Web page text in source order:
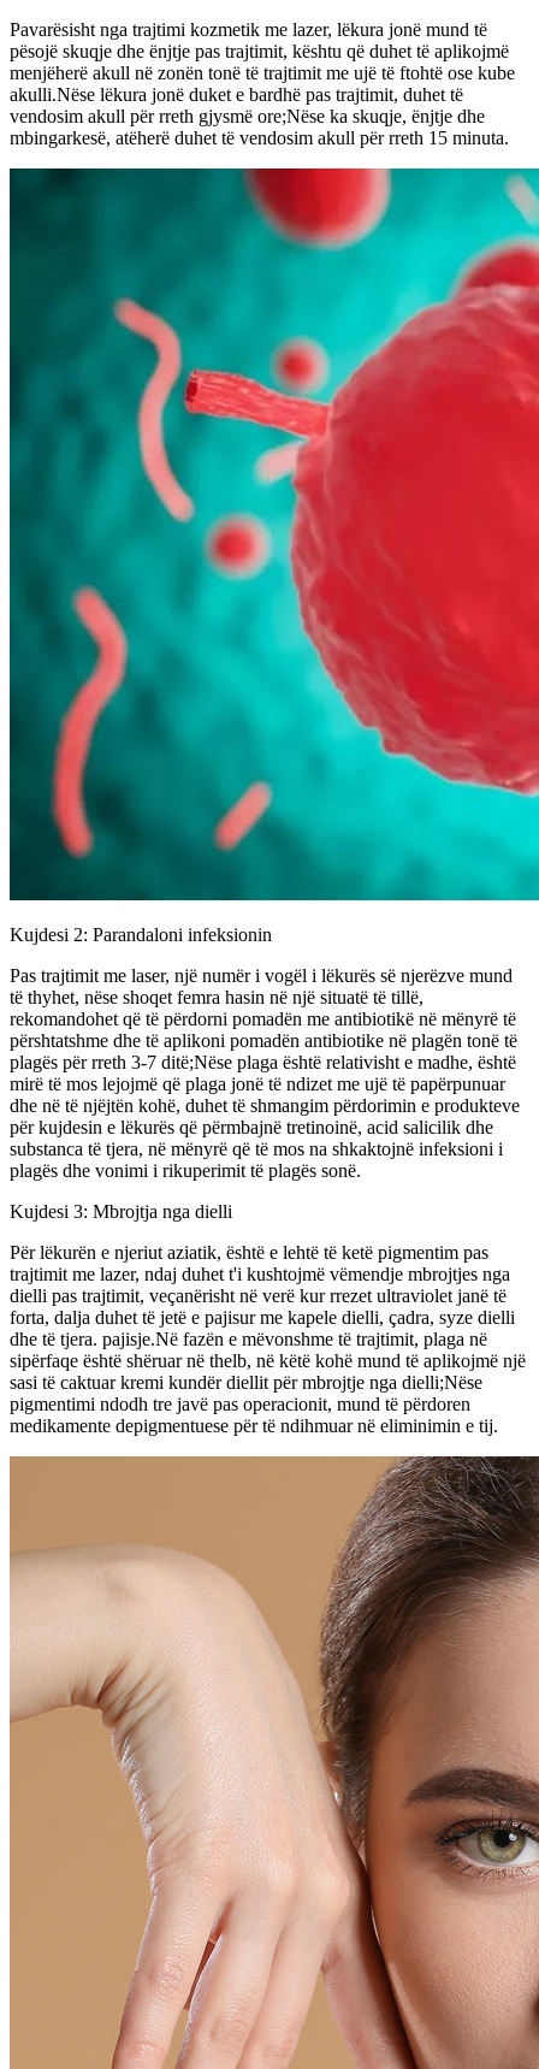
Pavarësisht nga trajtimi kozmetik me lazer, lëkura jonë mund të
pësojë skuqje dhe ënjtje pas trajtimit, kështu që duhet të aplikojmë
menjëherë akull në zonën tonë të trajtimit me ujë të ftohtë ose kube
akulli.Nëse lëkura jonë duket e bardhë pas trajtimit, duhet të
vendosim akull për rreth gjysmë ore;Nëse ka skuqje, ënjtje dhe
mbingarkesë, atëherë duhet të vendosim akull për rreth 15 minuta.
Kujdesi 2: Parandaloni infeksionin
Pas trajtimit me laser, një numër i vogël i lëkurës së njerëzve mund
të thyhet, nëse shoqet femra hasin në një situatë të tillë,
rekomandohet që të përdorni pomadën me antibiotikë në mënyrë të
përshtatshme dhe të aplikoni pomadën antibiotike në plagën tonë të
plagës për rreth 3-7 ditë;Nëse plaga është relativisht e madhe, është
mirë të mos lejojmë që plaga jonë të ndizet me ujë të papërpunuar
dhe në të njëjtën kohë, duhet të shmangim përdorimin e produkteve
për kujdesin e lëkurës që përmbajnë tretinoinë, acid salicilik dhe
substanca të tjera, në mënyrë që të mos na shkaktojnë infeksioni i
plagës dhe vonimi i rikuperimit të plagës sonë.
Kujdesi 3: Mbrojtja nga dielli
Për lëkurën e njeriut aziatik, është e lehtë të ketë pigmentim pas
trajtimit me lazer, ndaj duhet t'i kushtojmë vëmendje mbrojtjes nga
dielli pas trajtimit, veçanërisht në verë kur rrezet ultraviolet janë të
forta, dalja duhet të jetë e pajisur me kapele dielli, çadra, syze dielli
dhe të tjera. pajisje.Në fazën e mëvonshme të trajtimit, plaga në
sipërfaqe është shëruar në thelb, në këtë kohë mund të aplikojmë një
sasi të caktuar kremi kundër diellit për mbrojtje nga dielli;Nëse
pigmentimi ndodh tre javë pas operacionit, mund të përdoren
medikamente depigmentuese për të ndihmuar në eliminimin e tij.